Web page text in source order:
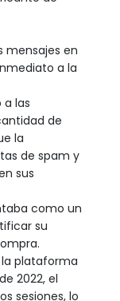
mensajes en
a la
a las
de
la
de spam y
sus
como un
su
plataforma
2022, el
sesiones, lo